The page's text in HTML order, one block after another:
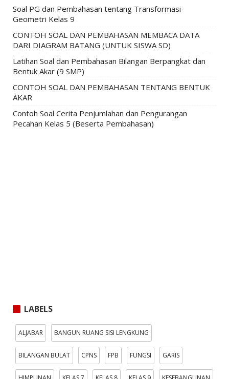
Soal PG dan Pembahasan tentang Transformasi
Geometri Kelas 9
CONTOH SOAL DAN PEMBAHASAN MEMBACA DATA
DARI DIAGRAM BATANG (UNTUK SISWA SD)
Latihan Soal dan Pembahasan Bilangan Berpangkat dan
Bentuk Akar (9 SMP)
CONTOH SOAL DAN PEMBAHASAN TENTANG BENTUK
AKAR
Contoh Soal Cerita Penjumlahan dan Pengurangan
Pecahan Kelas 5 (Beserta Pembahasan)
LABELS
ALJABAR BANGUN RUANG SISI LENGKUNG
BILANGAN BULAT CPNS FPB FUNGSI GARIS